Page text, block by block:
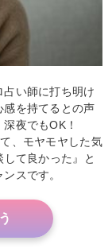
い師に打ち明け
感を持てるとの声
夜でもOK！
、モヤモヤした気
て良かった』と
スです。